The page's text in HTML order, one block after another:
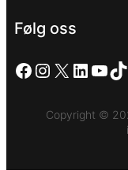
Følg oss
Facebook
Instagram
X
Copyright ©